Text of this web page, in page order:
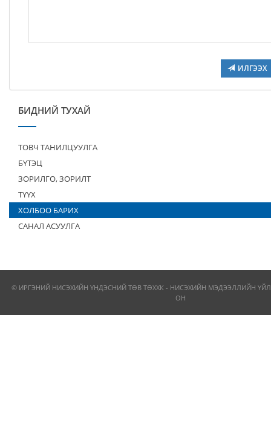
ИЛГЭЭХ
БИДНИЙ ТУХАЙ
ТОВЧ ТАНИЛЦУУЛГА
БҮТЭЦ
ЗОРИЛГО, ЗОРИЛТ
ТҮҮХ
ХОЛБОО БАРИХ
САНАЛ АСУУЛГА
© ИРГЭНИЙ НИСЭХИЙН ҮНДЭСНИЙ ТӨВ ТӨХХК - НИСЭХИЙН МЭДЭЭЛЛИЙН
ОН